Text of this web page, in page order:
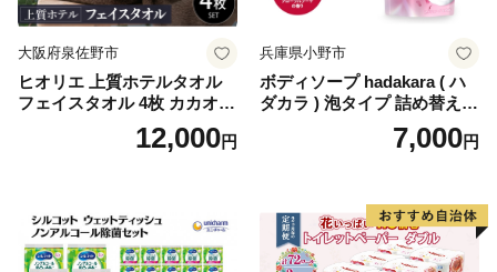
大阪府泉佐野市
ヒオリエ 上質ホテルタオル
フェイスタオル 4枚 カカオ
【タオル 泉州タオル 吸水 普
段使い 無地 シンプル 日用品
12,000円
兵庫県小野市
ボディソープ hadakara ( ハ
ダカラ ) 泡タイプ 詰め替え 4
40ml×4袋 ボディーソープ 泡
ボディソープ 泡 日用品 消耗
泡石鹸 石鹸 兵庫 兵庫県 小野
7,000円